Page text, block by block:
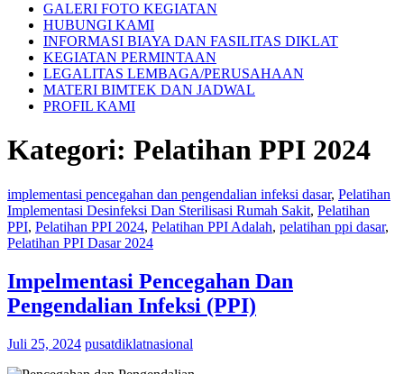
GALERI FOTO KEGIATAN
HUBUNGI KAMI
INFORMASI BIAYA DAN FASILITAS DIKLAT
KEGIATAN PERMINTAAN
LEGALITAS LEMBAGA/PERUSAHAAN
MATERI BIMTEK DAN JADWAL
PROFIL KAMI
Kategori: Pelatihan PPI 2024
implementasi pencegahan dan pengendalian infeksi dasar, Pelatihan
Implementasi Desinfeksi Dan Sterilisasi Rumah Sakit, Pelatihan
PPI, Pelatihan PPI 2024, Pelatihan PPI Adalah, pelatihan ppi dasar,
Pelatihan PPI Dasar 2024
Impelmentasi Pencegahan Dan
Pengendalian Infeksi (PPI)
Juli 25, 2024 pusatdiklatnasional